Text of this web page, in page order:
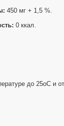
450 мг + 1,5 %.
0 ккал.
до 25оС и